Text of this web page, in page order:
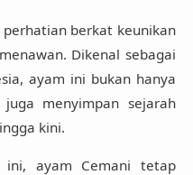
perhatian berkat keunikan
Dikenal sebagai
ayam ini bukan hanya
menyimpan sejarah
kini.
ini, ayam Cemani tetap